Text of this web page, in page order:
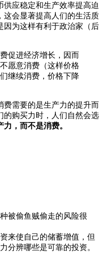
供应稳定和生产效率提高迫
这会显著提高人们的生活质
因为这样有利于政治家（后
促进经济增长，因而
愿意消费（这样价格
继续消费，价格下降
费需要的是生产力的提升而
的购买力时，人们自然会选
，而不是消费。
被偷鱼贼偷走的风险很
来使自己的储蓄增值，但
分辨哪些是可靠的投资。